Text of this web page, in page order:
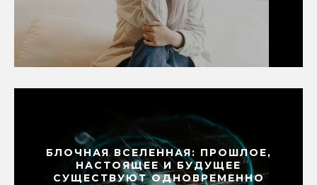
БЛОЧНАЯ ВСЕЛЕННАЯ: ПРОШЛОЕ,
НАСТОЯЩЕЕ И БУДУЩЕЕ
СУЩЕСТВУЮТ ОДНОВРЕМЕННО